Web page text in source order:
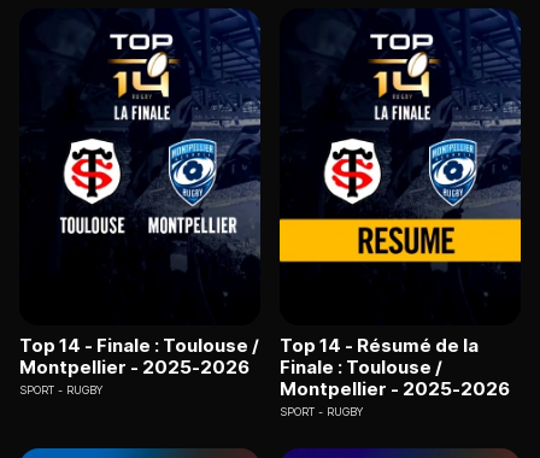
Top 14 - Finale : Toulouse /
Montpellier - 2025-2026
SPORT RUGBY
Top 14 - Résumé de la
Finale : Toulouse /
Montpellier - 2025-2026
SPORT RUGBY